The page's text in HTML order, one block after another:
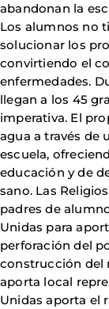
abandonan la
Los alumnos no
solucionar los
convirtiendo el
enfermedades.
llegan a los 45
imperativa. El
agua a través de
escuela,
educación y de
sano. Las
padres de
Unidas para
perforación del
construcción del
aporta local
Unidas aporta el